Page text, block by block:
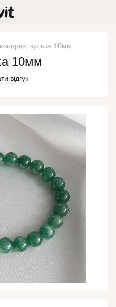
кулька 10мм
10мм
відгук